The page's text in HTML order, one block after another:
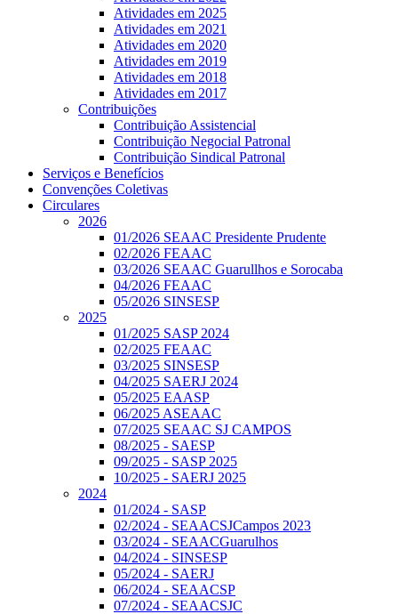
Atividades em 2025
Atividades em 2021
Atividades em 2020
Atividades em 2019
Atividades em 2018
Atividades em 2017
Contribuições
Contribuição Assistencial
Contribuição Negocial Patronal
Contribuição Sindical Patronal
Serviços e Benefícios
Convenções Coletivas
Circulares
2026
01/2026 SEAAC Presidente Prudente
02/2026 FEAAC
03/2026 SEAAC Guarullhos e Sorocaba
04/2026 FEAAC
05/2026 SINSESP
2025
01/2025 SASP 2024
02/2025 FEAAC
03/2025 SINSESP
04/2025 SAERJ 2024
05/2025 EAASP
06/2025 ASEAAC
07/2025 SEAAC SJ CAMPOS
08/2025 - SAESP
09/2025 - SASP 2025
10/2025 - SAERJ 2025
2024
01/2024 - SASP
02/2024 - SEAACSJCampos 2023
03/2024 - SEAACGuarulhos
04/2024 - SINSESP
05/2024 - SAERJ
06/2024 - SEAACSP
07/2024 - SEAACSJC